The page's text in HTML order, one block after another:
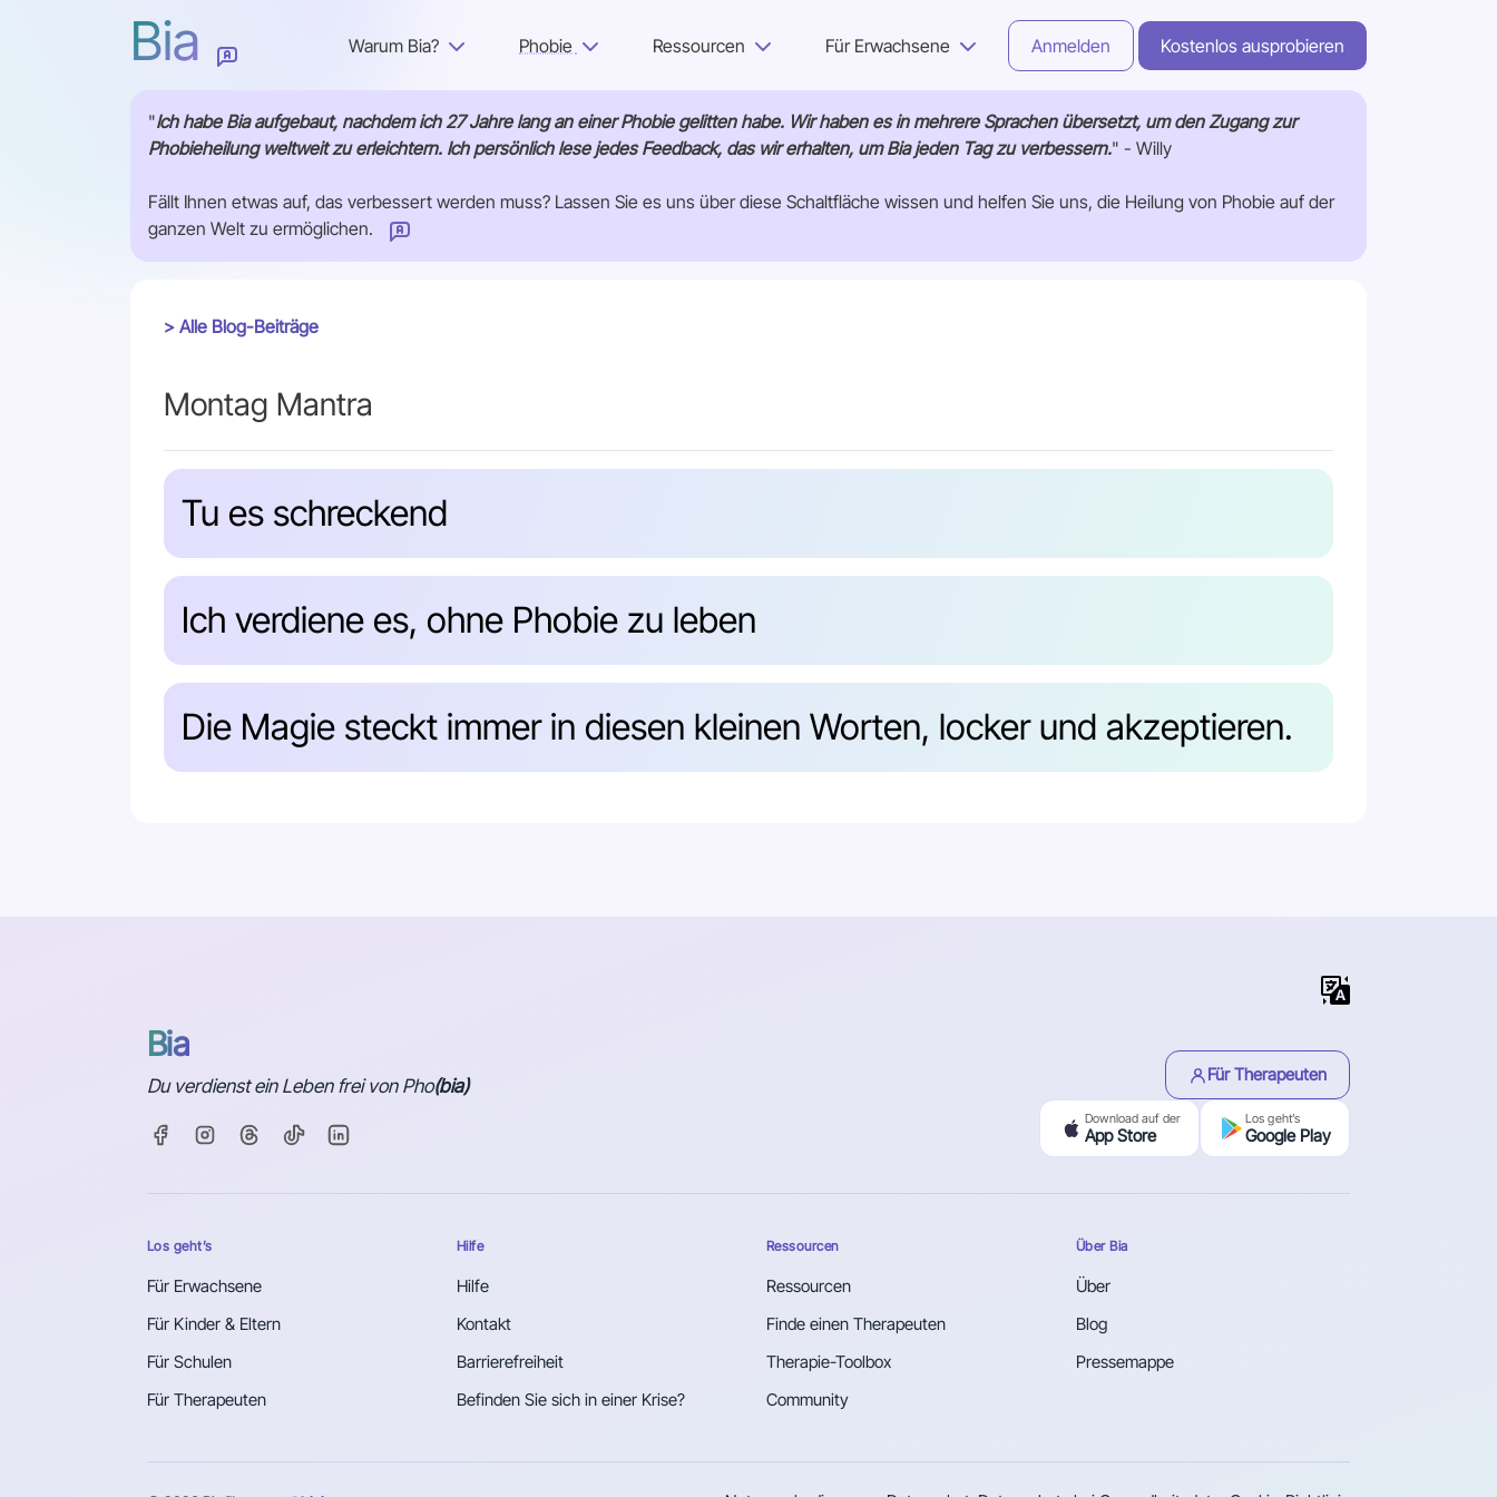
Bia Warum Bia? Phobie Ressourcen Für Erwachsene Anmelden Kostenlos ausprobieren
Warum Bia?
"Ich habe Bia aufgebaut, nachdem ich 27 Jahre lang an einer Phobie gelitten habe. Wir haben es in mehrere Sprachen übersetzt, um den Zugang zur
Phobieheilung weltweit zu erleichtern. Ich persönlich lese jedes Feedback, das wir erhalten, um Bia jeden Tag zu verbessern." - Willy
Fällt Ihnen etwas auf, das verbessert werden muss? Lassen Sie es uns über diese Schaltfläche wissen und helfen Sie uns, die Heilung von Phobie auf der
ganzen Welt zu ermöglichen.
Wie können wir diese Seite verbessern?
Absenden
> Alle Blog-Beiträge
Montag Mantra
Tu es schreckend
Ich verdiene es, ohne Phobie zu leben
Die Magie steckt immer in diesen kleinen Worten, locker und akzeptieren.
Bia
Du verdienst ein Leben frei von Pho(bia)
Für Therapeuten
Download auf der
App Store
Los geht’s
Google Play
Los geht’s
Für Erwachsene
Für Kinder & Eltern
Für Schulen
Für Therapeuten
Hilfe
Hilfe
Kontakt
Barrierefreiheit
Befinden Sie sich in einer Krise?
Ressourcen
Ressourcen
Finde einen Therapeuten
Therapie-Toolbox
Community
Über Bia
Über
Blog
Pressemappe